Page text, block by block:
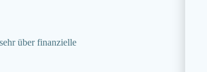
über finanzielle